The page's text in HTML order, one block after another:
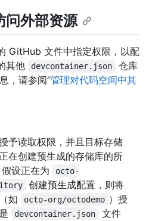
问外部资源
GitHub 文件中指定权限，以配
其他
devcontainer.json
仓库
，请参阅“管理对代码空间中其
予读取权限，并且目标存储
在创建预生成的存储库的所
设正在为
octo-
创建预生成配置，则将
如
octo-org/octodemo ）授
devcontainer.json
文件